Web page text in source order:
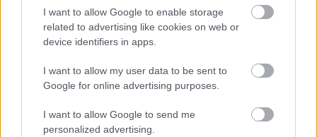
I want to allow Google to enable storage
related to advertising like cookies on web or
device identifiers in apps.
I want to allow my user data to be sent to
Google for online advertising purposes.
I want to allow Google to send me
personalized advertising.
Δικαιώματα ενοικιαστή